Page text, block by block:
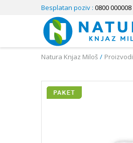
Besplatan poziv : 0800 000008
Natura Knjaz Miloš Proizvodi